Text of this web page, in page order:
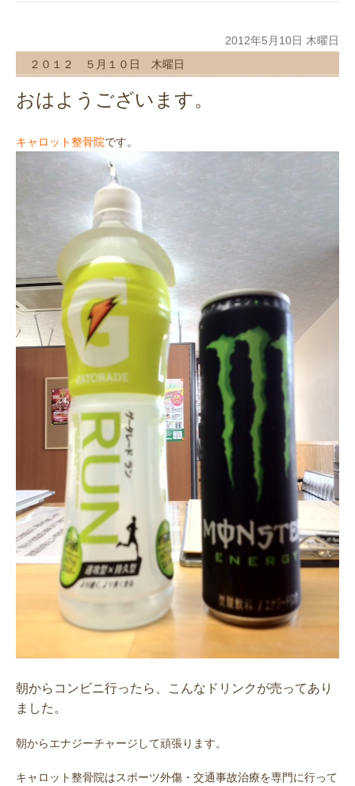
2012年5月10日 木曜日
２０１２ ５月１０日 木曜日
おはようございます。
キャロット整骨院です。
朝からコンビニ行ったら、こんなドリンクが売ってあり
ました。
朝からエナジーチャージして頑張ります。
キャロット整骨院はスポーツ外傷・交通事故治療を専門に行って